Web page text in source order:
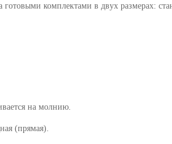
готовыми комплектами в двух размерах:
на молнию.